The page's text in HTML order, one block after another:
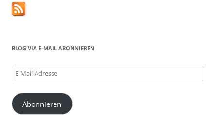
BLOG VIA E-MAIL ABONNIEREN
E-
Mail-
Adresse
Abonnieren